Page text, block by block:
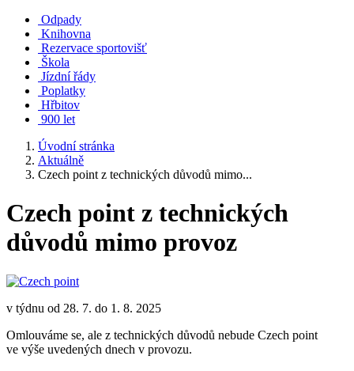
Odpady
Knihovna
Rezervace sportovišť
Škola
Jízdní řády
Poplatky
Hřbitov
900 let
Úvodní stránka
Aktuálně
Czech point z technických důvodů mimo...
Czech point z technických
důvodů mimo provoz
v týdnu od 28. 7. do 1. 8. 2025
Omlouváme se, ale z technických důvodů nebude Czech point
ve výše uvedených dnech v provozu.